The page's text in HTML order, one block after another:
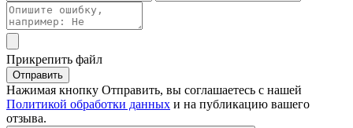
Прикрепить файл
Отправить
Нажимая кнопку Отправить, вы соглашаетесь с нашей
Политикой обработки данных и на публикацию вашего
отзыва.